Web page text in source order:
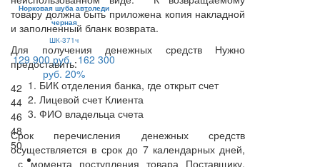
товару должна быть приложена копия накладной
и заполненный бланк возврата.
Для получения денежных средств Нужно
предоставить:
БИК отделения банка, где открыт счет
Лицевой счет Клиента
ФИО владельца счета
Срок перечисления денежных средств
осуществляется в срок до 7 календарных дней,
с момента поступления товара Поставщику.
Норковая шуба автоледи
черная
ШК-371ч
129 900 руб. 162 300
руб. 20%
42
44
46
48
50